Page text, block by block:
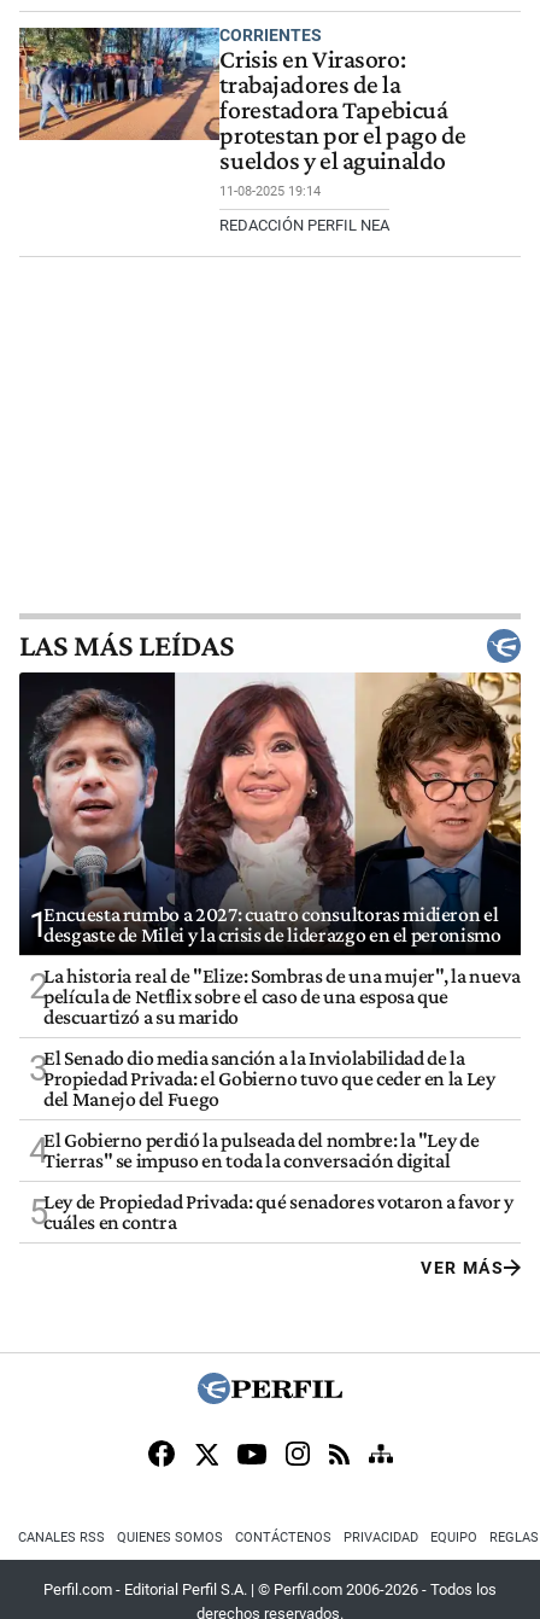
CORRIENTES
Crisis en Virasoro:
trabajadores de la
forestadora Tapebicuá
protestan por el pago de
sueldos y el aguinaldo
11-08-2025 19:14
REDACCIÓN PERFIL NEA
LAS MÁS LEÍDAS
1Encuesta rumbo a 2027: cuatro consultoras midieron el
desgaste de Milei y la crisis de liderazgo en el peronismo
2La historia real de "Elize: Sombras de una mujer", la nueva
película de Netflix sobre el caso de una esposa que
descuartizó a su marido
3El Senado dio media sanción a la Inviolabilidad de la
Propiedad Privada: el Gobierno tuvo que ceder en la Ley
del Manejo del Fuego
4El Gobierno perdió la pulseada del nombre: la "Ley de
Tierras" se impuso en toda la conversación digital
5Ley de Propiedad Privada: qué senadores votaron a favor y
cuáles en contra
VER MÁS
CANALES RSS QUIENES SOMOS CONTÁCTENOS PRIVACIDAD EQUIPO
Perfil.com - Editorial Perfil S.A. | © Perfil.com 2006-2026 - Todos los
derechos reservados.